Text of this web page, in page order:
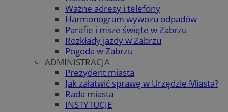
Ważne adresy i telefony
Harmonogram wywozu odpadów
Parafie i msze święte w Zabrzu
Rozkłady jazdy w Zabrzu
Pogoda w Zabrzu
ADMINISTRACJA
Prezydent miasta
Jak załatwić sprawę w Urzędzie Miasta?
Rada miasta
INSTYTUCJE